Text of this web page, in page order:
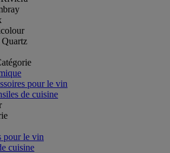
Quartz
pour le vin
de cuisine
pour le vin
cuisine